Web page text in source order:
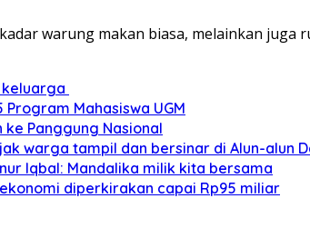
warung makan biasa, melainkan juga
Mahasiswa UGM
ke Panggung Nasional
warga tampil dan bersinar di Alun-alun
Iqbal: Mandalika milik kita bersama
ekonomi diperkirakan capai Rp95 miliar